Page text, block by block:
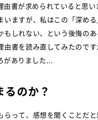
書が求められていると思い
いますが、私はこの「深め
もしれない、という後悔の
由書を読み直してみたので
ありました...
るのか？
らって、感想を聞くことだ